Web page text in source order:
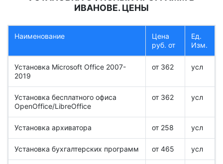
ИВАНОВЕ. ЦЕНЫ
Наименование
Цена
руб. от
Ед.
Изм.
Установка Microsoft Office 2007-
2019
от 362 усл
Установка бесплатного офиса
OpenOffice/LibreOffice
от 362 усл
Установка архиватора от 258 усл
Установка бухгалтерских программ от 465 усл